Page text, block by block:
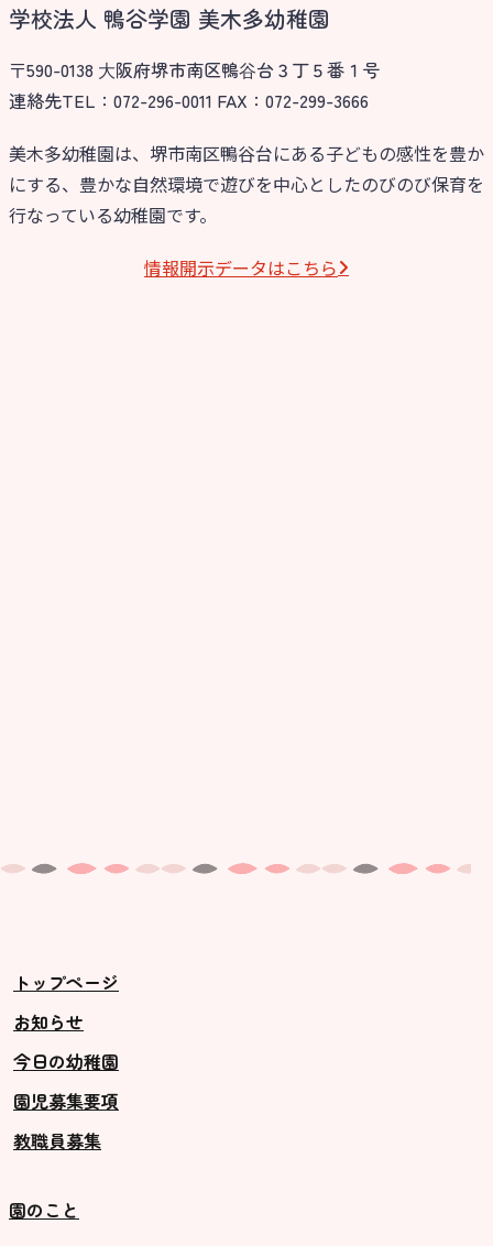
学校法人 鴨谷学園 美木多幼稚園
〒590-0138 ⼤阪府堺市南区鴨⾕台３丁５番１号
連絡先TEL：072-296-0011 FAX：072-299-3666
美木多幼稚園は、堺市南区鴨谷台にある子どもの感性を豊か
にする、豊かな自然環境で遊びを中心としたのびのび保育を
行なっている幼稚園です。
情報開⽰データはこちら
トップページ
お知らせ
今日の幼稚園
園児募集要項
教職員募集
園のこと